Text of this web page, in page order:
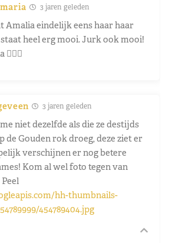
3 jaren geleden
Amalia eindelijk eens haar haar
heel erg mooi. Jurk ook mooi!
3 jaren geleden
niet dezelfde als die ze destijds
de Gouden rok droeg, deze ziet er
verschijnen er nog betere
Kom al wel foto tegen van
hh-thumbnails-
454789404.jpg